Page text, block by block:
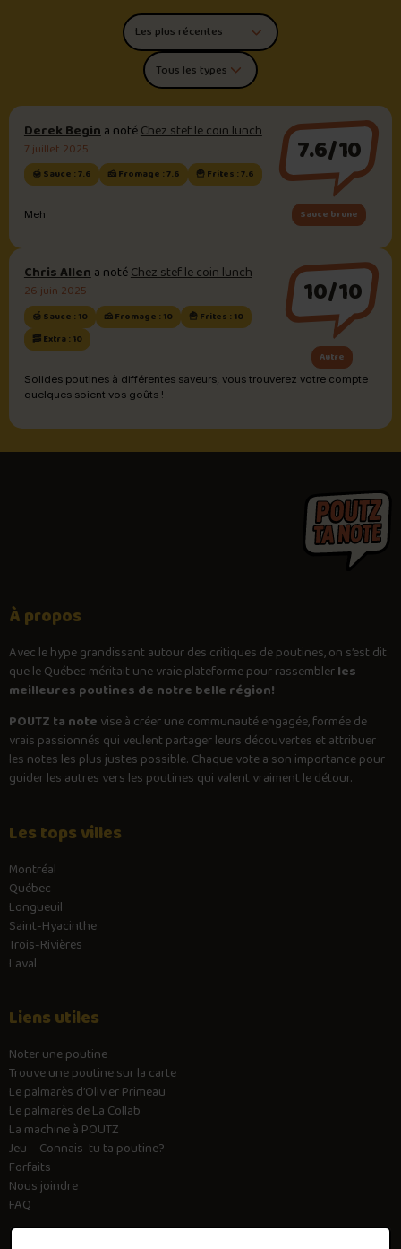
Trier les commentaires
Filtrer par type de poutine
Derek Begina notéChez stef le coin lunch
7 juillet 2025
🍯 Sauce : 7.6 🧀 Fromage : 7.6 🍟 Frites : 7.6
7.6/10
Sauce brune
Meh
Chris Allena notéChez stef le coin lunch
26 juin 2025
🍯 Sauce : 10 🧀 Fromage : 10
🍟 Frites : 10
🥓 Extra : 10
10/10
Autre
Solides poutines à différentes saveurs, vous trouverez votre compte
quelques soient vos goûts !
À propos
Avec lehypegrandissant autour des critiques de poutines, on s’est dit
que le Québec méritait une vraie plateforme pour rassemblerles
meilleures poutines de notre belle région!
POUTZ ta note vise à créer une communauté engagée, formée de
vrais passionnés qui veulent partager leurs découvertes et attribuer
les notes les plus justes possible. Chaque vote a son importance pour
guider les autres vers les poutines qui valent vraiment le détour.
Les tops villes
Montréal
Québec
Longueuil
Saint-Hyacinthe
Trois-Rivières
Laval
Liens utiles
Noter une poutine
Trouve une poutine sur la carte
Le palmarès d’Olivier Primeau
Le palmarès de La Collab
La machine à POUTZ
Jeu – Connais-tu ta poutine?
Forfaits
Nous joindre
FAQ